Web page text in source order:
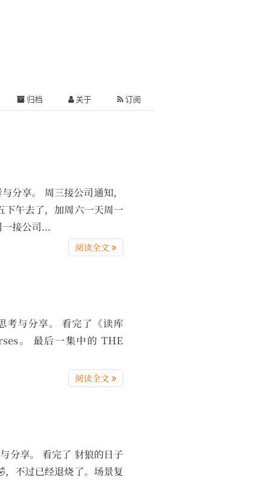
归档 关于 订阅
享。 周三接公司通知，
下午去了，加周六一天周一
接公司...
阅读全文
考与分享。 看完了《读库
。 最后一集中的 THE
阅读全文
分享。 看完了 豺狼的日子
不过已经退烧了。场景复